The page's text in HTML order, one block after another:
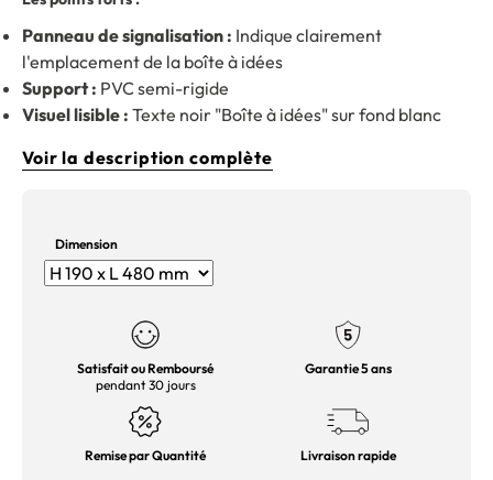
Panneau de signalisation : Indique clairement
l'emplacement de la boîte à idées
Support : PVC semi-rigide
Visuel lisible : Texte noir "Boîte à idées" sur fond blanc
Voir la description complète
Dimension
Satisfait ou Remboursé
pendant 30 jours
Garantie 5 ans
Remise par Quantité Livraison rapide